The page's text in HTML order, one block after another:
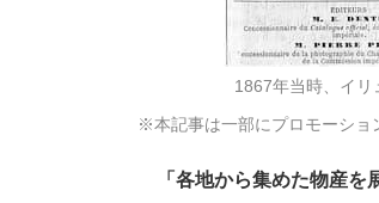
1867年当時、イリ
※本記事は一部にプロモーショ
「各地から集めた物産